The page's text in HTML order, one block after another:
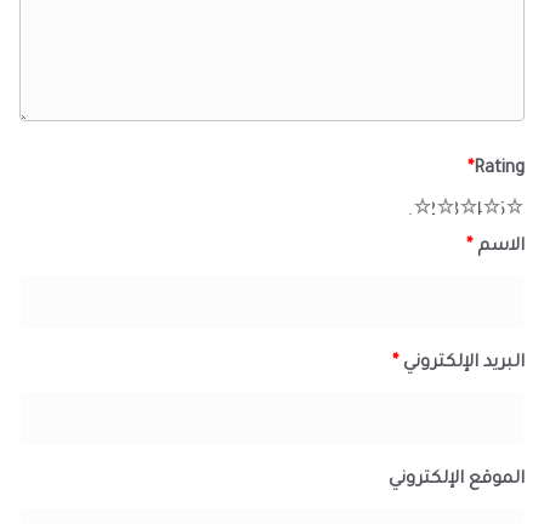
Rating
*
5
4
3
2
الاسم *
البريد الإلكتروني *
الموقع الإلكتروني